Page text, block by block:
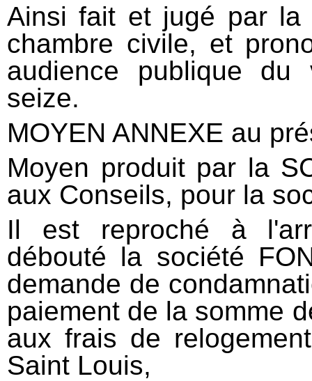
Ainsi fait et jugé par la
chambre civile, et
audience publique du
seize.
MOYEN ANNEXE au
Moyen produit par la
aux Conseils, pour la
Il est reproché à
débouté la société
demande de
paiement de la somme
aux frais de
Saint Louis,